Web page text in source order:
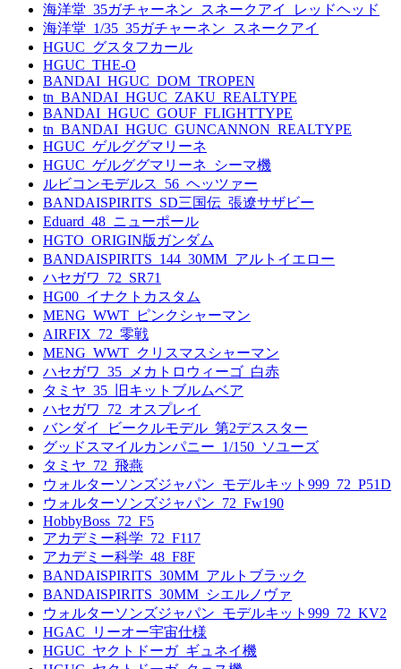
海洋堂_35ガチャーネン_スネークアイ_レッドヘッド
海洋堂_1/35_35ガチャーネン_スネークアイ
HGUC_グスタフカール
HGUC_THE-O
BANDAI_HGUC_DOM_TROPEN
tn_BANDAI_HGUC_ZAKU_REALTYPE
BANDAI_HGUC_GOUF_FLIGHTTYPE
tn_BANDAI_HGUC_GUNCANNON_REALTYPE
HGUC_ゲルググマリーネ
HGUC_ゲルググマリーネ_シーマ機
ルビコンモデルス_56_ヘッツァー
BANDAISPIRITS_SD三国伝_張遼サザビー
Eduard_48_ニューポール
HGTO_ORIGIN版ガンダム
BANDAISPIRITS_144_30MM_アルトイエロー
ハセガワ_72_SR71
HG00_イナクトカスタム
MENG_WWT_ピンクシャーマン
AIRFIX_72_零戦
MENG_WWT_クリスマスシャーマン
ハセガワ_35_メカトロウィーゴ_白赤
タミヤ_35_旧キットブルムベア
ハセガワ_72_オスプレイ
バンダイ_ビークルモデル_第2デススター
グッドスマイルカンパニー_1/150_ソユーズ
タミヤ_72_飛燕
ウォルターソンズジャパン_モデルキット999_72_P51D
ウォルターソンズジャパン_72_Fw190
HobbyBoss_72_F5
アカデミー科学_72_F117
アカデミー科学_48_F8F
BANDAISPIRITS_30MM_アルトブラック
BANDAISPIRITS_30MM_シエルノヴァ
ウォルターソンズジャパン_モデルキット999_72_KV2
HGAC_リーオー宇宙仕様
HGUC_ヤクトドーガ_ギュネイ機